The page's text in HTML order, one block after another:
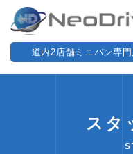
道内2店舗ミニバン専門
スタ